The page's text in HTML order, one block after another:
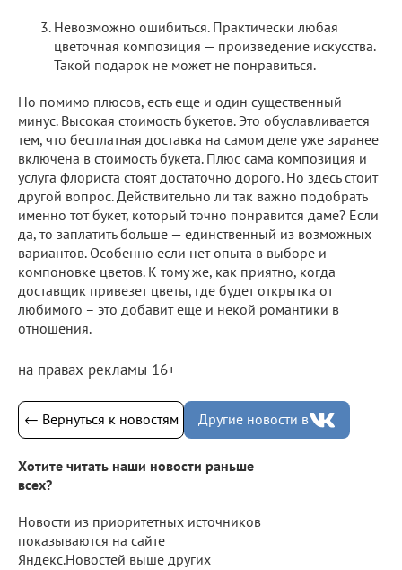
Невозможно ошибиться. Практически любая
цветочная композиция — произведение искусства.
Такой подарок не может не понравиться.
Но помимо плюсов, есть еще и один существенный
минус. Высокая стоимость букетов. Это обуславливается
тем, что бесплатная доставка на самом деле уже заранее
включена в стоимость букета. Плюс сама композиция и
услуга флориста стоят достаточно дорого. Но здесь стоит
другой вопрос. Действительно ли так важно подобрать
именно тот букет, который точно понравится даме? Если
да, то заплатить больше — единственный из возможных
вариантов. Особенно если нет опыта в выборе и
компоновке цветов. К тому же, как приятно, когда
доставщик привезет цветы, где будет открытка от
любимого – это добавит еще и некой романтики в
отношения.
на правах рекламы 16+
← Вернуться к новостям Другие новости в
Хотите читать наши новости раньше
всех?
Новости из приоритетных источников
показываются на сайте
Яндекс.Новостей выше других